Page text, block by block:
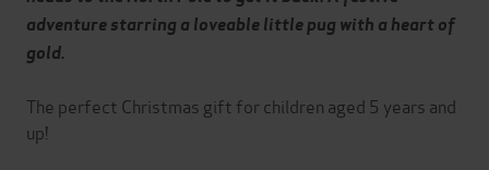
adventure starring a loveable little pug with a heart of
gold.
The perfect Christmas gift for children aged 5 years and
up!